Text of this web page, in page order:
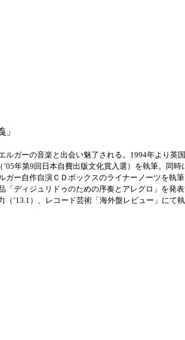
ガーの音楽と出会い魅了される。1994年より
年第9回日本自費出版文化賞入選）を執筆。同
ー自作自演ＣＤボックスのライナーノーツを執
ディジュリドゥのための序奏とアレグロ」を発
）、レコード芸術「海外盤レビュー」にて